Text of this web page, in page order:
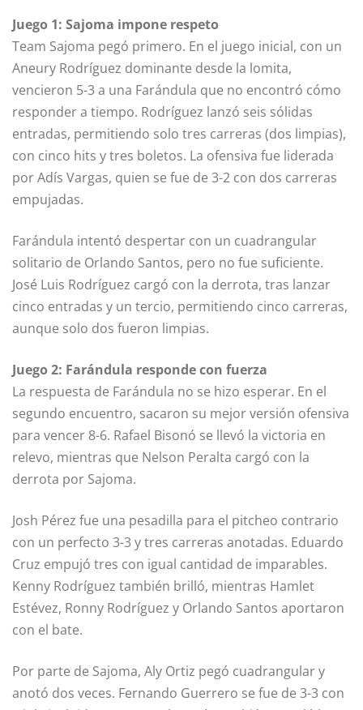
Juego 1: Sajoma impone respeto
Team Sajoma pegó primero. En el juego inicial, con un
Aneury Rodríguez dominante desde la lomita,
vencieron 5-3 a una Farándula que no encontró cómo
responder a tiempo. Rodríguez lanzó seis sólidas
entradas, permitiendo solo tres carreras (dos limpias),
con cinco hits y tres boletos. La ofensiva fue liderada
por Adís Vargas, quien se fue de 3-2 con dos carreras
empujadas.
Farándula intentó despertar con un cuadrangular
solitario de Orlando Santos, pero no fue suficiente.
José Luis Rodríguez cargó con la derrota, tras lanzar
cinco entradas y un tercio, permitiendo cinco carreras,
aunque solo dos fueron limpias.
Juego 2: Farándula responde con fuerza
La respuesta de Farándula no se hizo esperar. En el
segundo encuentro, sacaron su mejor versión ofensiva
para vencer 8-6. Rafael Bisonó se llevó la victoria en
relevo, mientras que Nelson Peralta cargó con la
derrota por Sajoma.
Josh Pérez fue una pesadilla para el pitcheo contrario
con un perfecto 3-3 y tres carreras anotadas. Eduardo
Cruz empujó tres con igual cantidad de imparables.
Kenny Rodríguez también brilló, mientras Hamlet
Estévez, Ronny Rodríguez y Orlando Santos aportaron
con el bate.
Por parte de Sajoma, Aly Ortiz pegó cuadrangular y
anotó dos veces. Fernando Guerrero se fue de 3-3 con